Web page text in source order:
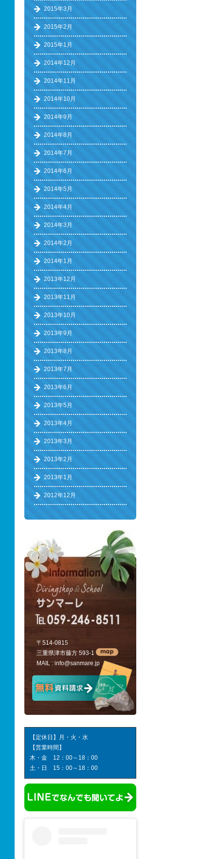
2015年3月
2015年2月
2015年1月
2014年12月
2014年11月
2014年10月
2014年9月
2014年8月
2014年7月
2014年6月
2014年5月
2014年4月
2014年3月
2014年2月
2014年1月
2013年12月
2013年11月
2013年10月
2013年9月
2013年8月
2013年7月
2013年6月
2013年5月
2013年4月
2013年3月
2013年2月
2013年1月
2012年12月
〒514-0815
三重県津市藤方 593-1
MAIL : info@sanmare.jp
【定休日】月・火・水
【営業時間】
木・金 12：00～18：00
土・日 15：00～18：00